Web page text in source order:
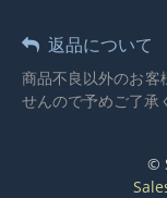
返品について
商品不良以外のお客
せんので予めご了承
©